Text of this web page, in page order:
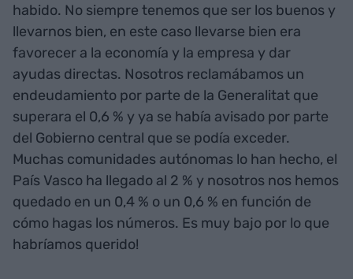
habido. No siempre tenemos que ser los buenos y
llevarnos bien, en este caso llevarse bien era
favorecer a la economía y la empresa y dar
ayudas directas. Nosotros reclamábamos un
endeudamiento por parte de la Generalitat que
superara el 0,6 % y ya se había avisado por parte
del Gobierno central que se podía exceder.
Muchas comunidades autónomas lo han hecho, el
País Vasco ha llegado al 2 % y nosotros nos hemos
quedado en un 0,4 % o un 0,6 % en función de
cómo hagas los números. Es muy bajo por lo que
habríamos querido!